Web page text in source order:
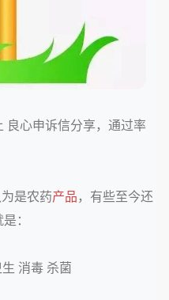
良心申诉信分享，通过率
是农药产品，有些至今还
：
消毒 杀菌